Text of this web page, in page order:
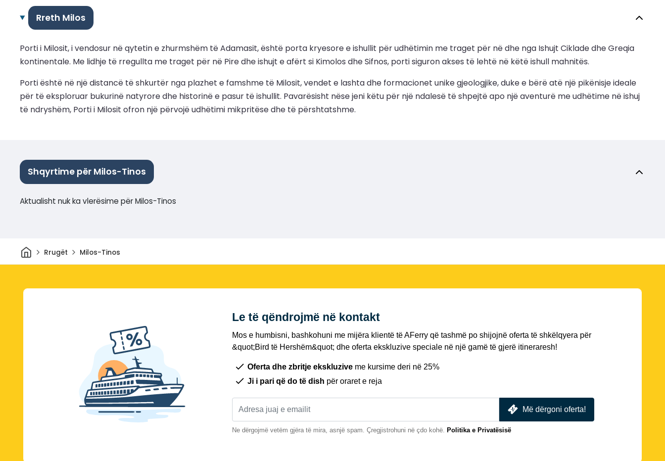
Rreth Milos
Porti i Milosit, i vendosur në qytetin e zhurmshëm të Adamasit, është porta kryesore e ishullit për udhëtimin me traget për në dhe nga Ishujt Ciklade dhe Greqia
kontinentale. Me lidhje të rregullta me traget për në Pire dhe ishujt e afërt si Kimolos dhe Sifnos, porti siguron akses të lehtë në këtë ishull mahnitës.
Porti është në një distancë të shkurtër nga plazhet e famshme të Milosit, vendet e lashta dhe formacionet unike gjeologjike, duke e bërë atë një pikënisje ideale
për të eksploruar bukurinë natyrore dhe historinë e pasur të ishullit. Pavarësisht nëse jeni këtu për një ndalesë të shpejtë apo një aventurë me udhëtime në ishuj
të ndryshëm, Porti i Milosit ofron një përvojë udhëtimi mikpritëse dhe të përshtatshme.
Shqyrtime për Milos-Tinos
Aktualisht nuk ka vlerësime për Milos-Tinos
ShtëpiRrugët Milos-Tinos
Le të qëndrojmë në kontakt
Mos e humbisni, bashkohuni me mijëra klientë të AFerry që tashmë po shijojnë oferta të shkëlqyera për
&quot;Bird të Hershëm&quot; dhe oferta ekskluzive speciale në një gamë të gjerë itineraresh!
Oferta dhe zbritje ekskluzive me kursime deri në 25%
Ji i pari që do të dish për oraret e reja
Më dërgoni oferta!
Ne dërgojmë vetëm gjëra të mira, asnjë spam. Çregjistrohuni në çdo kohë. Politika e Privatësisë